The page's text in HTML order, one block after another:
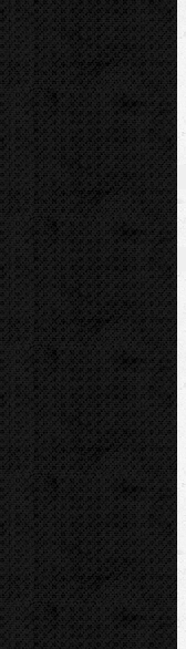
Komentáře
Přidat komentář